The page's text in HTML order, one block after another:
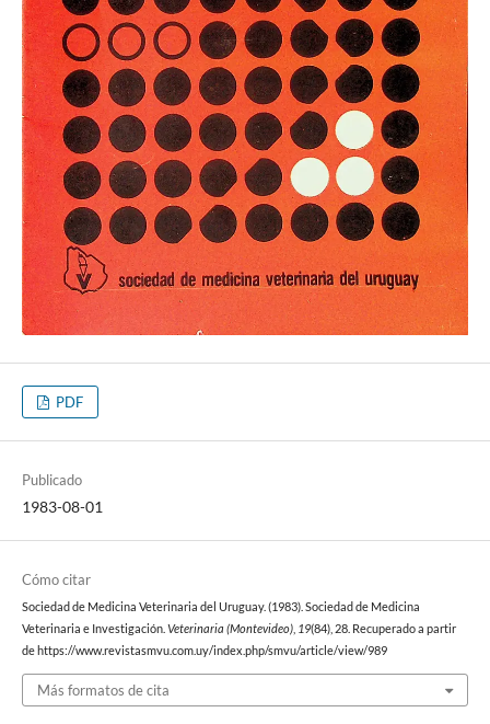
PDF
Publicado
1983-08-01
Cómo citar
Sociedad de Medicina Veterinaria del Uruguay. (1983). Sociedad de Medicina
Veterinaria e Investigación.Veterinaria (Montevideo), 19(84), 28. Recuperado a partir
de https://www.revistasmvu.com.uy/index.php/smvu/article/view/989
Más formatos de cita